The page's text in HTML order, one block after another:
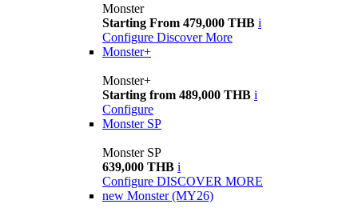
Monster
Starting From 479,000 THB i
Configure Discover More
Monster+
Monster+
Starting from 489,000 THB i
Configure
Monster SP
Monster SP
639,000 THB i
Configure DISCOVER MORE
new Monster (MY26)